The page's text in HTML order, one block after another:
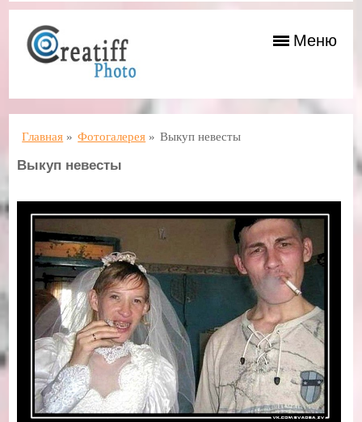
Меню
Главная » Фотогалерея » Выкуп невесты
Выкуп невесты